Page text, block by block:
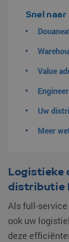
Snel naar
Value
Uw
Meer
Logistieke
distributie
Als full-
ook uw
deze